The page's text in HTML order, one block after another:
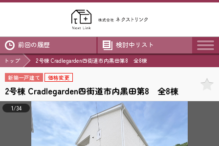
前回の履歴 検討中リスト
トップ 2号棟 Cradlegarden四街道市内黒田第8 全8棟
新築一戸建て 価格変更
2号棟 Cradlegarden四街道市内黒田第8 全8棟
1/34